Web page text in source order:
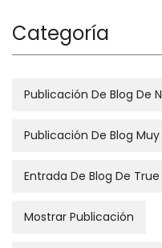
Categoría
Publicación De Blog De
Publicación De Blog Muy
Entrada De Blog De
Mostrar Publicación